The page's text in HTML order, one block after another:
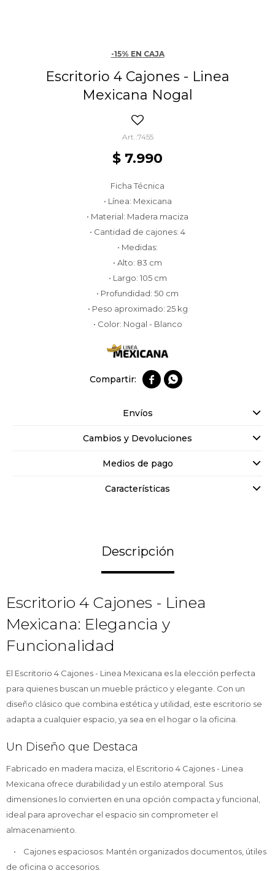
-15% EN CAJA
Escritorio 4 Cajones - Linea
Mexicana Nogal
7455
$ 7.990
Ficha Técnica
• Línea: Mexicana
• Material: Madera maciza
• Cantidad de cajones: 4
• Medidas:
• Alto: 83 cm
• Largo: 105 cm
• Profundidad: 50 cm
• Peso aproximado: 25 kg
• Color: Nogal - Blanco
 
Envíos
Cambios y Devoluciones
Medios de pago
Características
Descripción
Escritorio 4 Cajones - Linea
Mexicana: Elegancia y
Funcionalidad
El Escritorio 4 Cajones - Linea Mexicana es la elección perfecta
para quienes buscan un mueble práctico y elegante. Con un
diseño clásico que combina estética y utilidad, este escritorio se
adapta a cualquier espacio, ya sea en el hogar o la oficina.
Un Diseño que Destaca
Fabricado en madera maciza, el Escritorio 4 Cajones - Linea
Mexicana ofrece durabilidad y un estilo atemporal. Sus
dimensiones lo convierten en una opción compacta y funcional,
ideal para aprovechar el espacio sin comprometer el
almacenamiento.
• Cajones espaciosos: Mantén organizados documentos, útiles
de oficina o accesorios.